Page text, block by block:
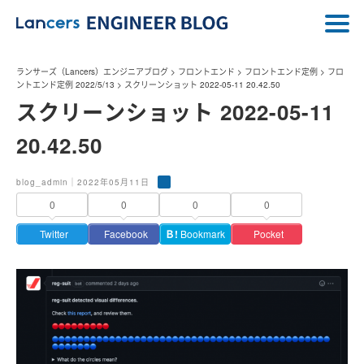
ランサーズ（Lancers）エンジニアブログ > フロントエンド > フロントエンド定例 > フロ
ントエンド定例 2022/5/13 > スクリーンショット 2022-05-11 20.42.50
スクリーンショット 2022-05-11
20.42.50
blog_admin｜2022年05月11日
0
Twitter
0
Facebook
0
Ｂ! Bookmark
0
Pocket